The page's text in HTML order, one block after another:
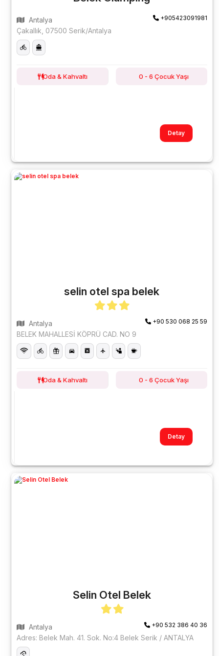
Antalya +905423091981
Çakallık, 07500 Serik/Antalya
Oda & Kahvaltı 0 - 6 Çocuk Yaşı
Detay
selin otel spa belek
Antalya +90 530 068 25 59
BELEK MAHALLESİ KÖPRÜ CAD. NO 9
Oda & Kahvaltı 0 - 6 Çocuk Yaşı
Detay
Selin Otel Belek
Antalya +90 532 386 40 36
Adres: Belek Mah. 41. Sok. No:4 Belek Serik / ANTALYA